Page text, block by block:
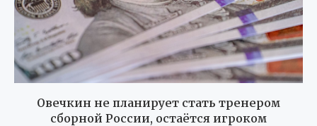
Овечкин не планирует стать тренером
сборной России, остаётся игроком